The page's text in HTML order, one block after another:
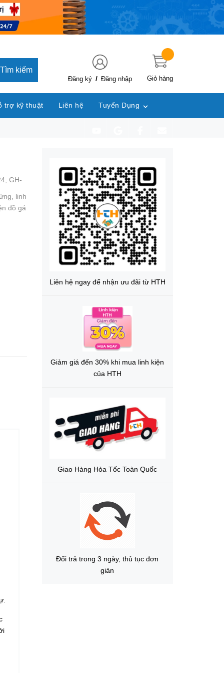
Giỏ hàng
Đăng ký / Đăng nhập
Tìm kiếm
trợ kỹ thuật Liên hệ Tuyển Dụng
GH-
linh
đồ gá
Liên hệ ngay để nhận ưu đãi từ HTH
Giảm giá đến 30% khi mua linh kiện
của HTH
Giao Hàng Hỏa Tốc Toàn Quốc
Đổi trả trong 3 ngày, thủ tục đơn
giản